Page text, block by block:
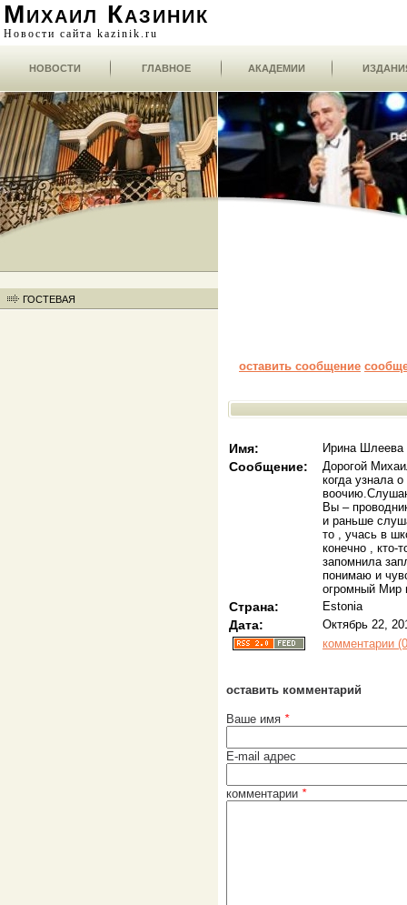
Михаил Казиник
Новости сайта kazinik.ru
НОВОСТИ ГЛАВНОЕ АКАДЕМИИ
ГОСТЕВАЯ
оставить сообщение
Имя: Ирина Шлеева
Сообщение:
Дорогой
когда узнала
Вы –
и раньше
то , учась в
конечно , кто-
запомнила
понимаю и
огромный Мир
Страна: Estonia
Дата:
Октябрь 22,
комментарии
оставить комментарий
Ваше имя *
E-mail адрес
комментарии *